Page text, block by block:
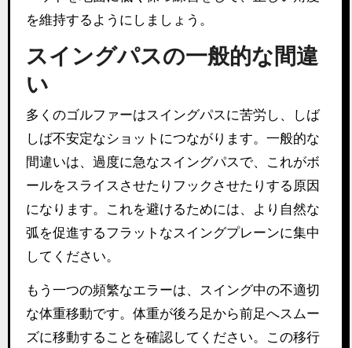
を維持するようにしましょう。
スイングパスの一般的な間違
い
多くのゴルファーはスイングパスに苦労し、しば
しば不安定なショットにつながります。一般的な
間違いは、過度に急なスイングパスで、これがボ
ールをスライスさせたりフックさせたりする原因
になります。これを避けるためには、より自然な
弧を促進するフラットなスイングプレーンに集中
してください。
もう一つの頻繁なエラーは、スイング中の不適切
な体重移動です。体重が後ろ足から前足へスムー
ズに移動することを確認してください。この移行